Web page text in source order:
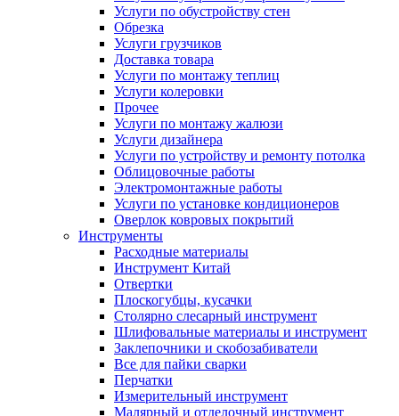
Услуги по обустройству стен
Обрезка
Услуги грузчиков
Доставка товара
Услуги по монтажу теплиц
Услуги колеровки
Прочее
Услуги по монтажу жалюзи
Услуги дизайнера
Услуги по устройству и ремонту потолка
Облицовочные работы
Электромонтажные работы
Услуги по установке кондиционеров
Оверлок ковровых покрытий
Инструменты
Расходные материалы
Инструмент Китай
Отвертки
Плоскогубцы, кусачки
Столярно слесарный инструмент
Шлифовальные материалы и инструмент
Заклепочники и скобозабиватели
Все для пайки сварки
Перчатки
Измерительный инструмент
Малярный и отделочный инструмент